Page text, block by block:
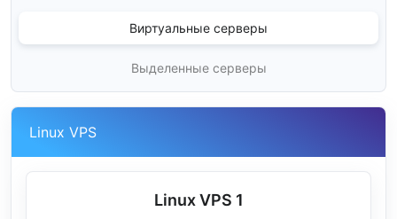
Виртуальные серверы
Выделенные серверы
Linux VPS
Linux VPS 1